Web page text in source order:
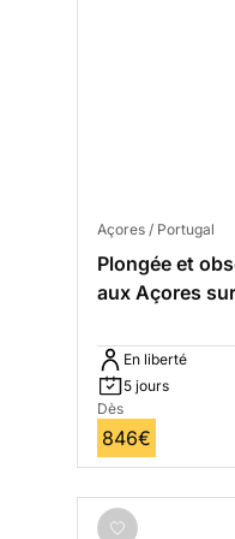
Açores / Portugal
Plongée et
aux Açores
En liberté
5 jours
Dès
846€